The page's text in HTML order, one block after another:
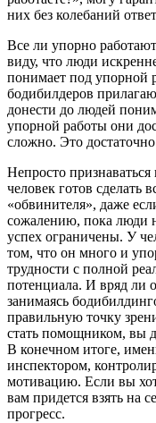
них без колебаний
Все ли упорно
виду, что люди
понимает под упорной
бодибилдеров
донести до людей
упорной работы они
сложно. Это
Непросто
человек готов сделать
«обвинителя», даже
сожалению, пока люди
успех ограничены. У
том, что он много и
трудности с полной
потенциала. И вряд ли
занимаясь
правильную точку
стать помощником, вы
В конечном итоге,
инспектором,
мотивацию. Если вы
вам придется взять на
прогресс.